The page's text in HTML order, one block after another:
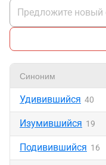
Синоним
Удивившийся 40
Изумившийся 19
Подивившийся 16